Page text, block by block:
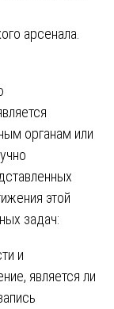
арсенала.
органам или
этой
задач:
и
является ли